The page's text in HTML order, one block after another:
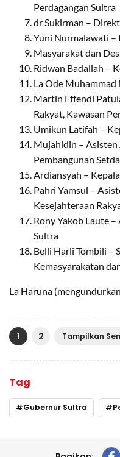
Perdagangan Sultra
dr Sukirman –
Yuni Nurmalawati –
Masyarakat dan
Ridwan Badallah –
La Ode Muhammad
Martin Effendi
Rakyat, Kawasan
Umikun Latifah –
Mujahidin –
Pembangunan
Ardiansyah –
Pahri Yamsul –
Kesejahteraan
Rony Yakob Laute
Sultra
Belli Harli Tombili –
Kemasyarakatan
La Haruna
1 2 Tampilkan
Tag
Gubernur Sultra